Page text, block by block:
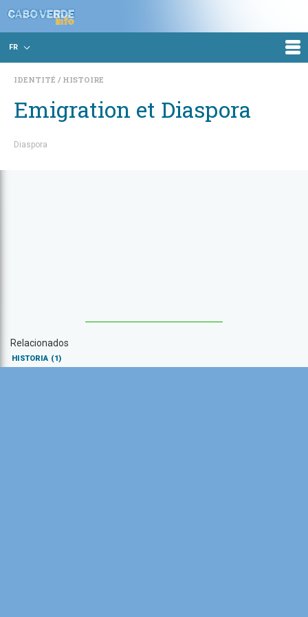
FR
IDENTITÉ HISTOIRE
Emigration et Diaspora
Diaspora
Relacionados
HISTORIA (1)